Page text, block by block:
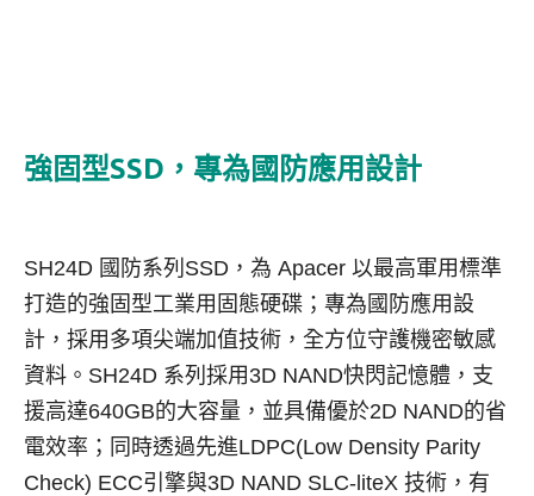
強固型SSD，專為國防應用設計
SH24D 國防系列 SSD ，為 Apacer 以最高軍用標準
打造的強固型工業用固態硬碟；專為國防應用設
計，採用多項尖端加值技術，全方位守護機密敏感
資料。 SH24D 系列採用 3D NAND快閃記憶體，支
援高達640GB的大容量，並具備優於2D NAND的省
電效率；同時透過先進LDPC(Low Density Parity
Check) ECC引擎與3D NAND SLC-liteX 技術，有